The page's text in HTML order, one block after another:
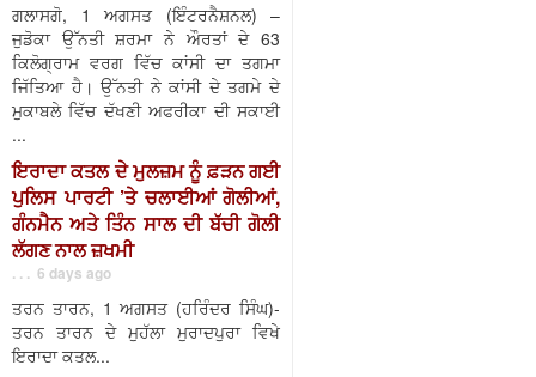
ਗਲਾਸਗੋ, 1 ਅਗਸਤ (ਇੰਟਰਨੈਸ਼ਨਲ) –
ਜੁਡੋਕਾ ਉੱਨਤੀ ਸ਼ਰਮਾ ਨੇ ਔਰਤਾਂ ਦੇ 63
ਕਿਲੋਗ੍ਰਾਮ ਵਰਗ ਵਿੱਚ ਕਾਂਸੀ ਦਾ ਤਗਮਾ
ਜਿੱਤਿਆ ਹੈ। ਉੱਨਤੀ ਨੇ ਕਾਂਸੀ ਦੇ ਤਗਮੇ ਦੇ
ਮੁਕਾਬਲੇ ਵਿੱਚ ਦੱਖਣੀ ਅਫਰੀਕਾ ਦੀ ਸਕਾਈ
...
ਇਰਾਦਾ ਕਤਲ ਦੇ ਮੁਲਜ਼ਮ ਨੂੰ ਫ਼ੜਨ ਗਈ
ਪੁਲਿਸ ਪਾਰਟੀ ’ਤੇ ਚਲਾਈਆਂ ਗੋਲੀਆਂ,
ਗੰਨਮੈਨ ਅਤੇ ਤਿੰਨ ਸਾਲ ਦੀ ਬੱਚੀ ਗੋਲੀ
ਲੱਗਣ ਨਾਲ ਜ਼ਖਮੀ
. . . 6 days ago
ਤਰਨ ਤਾਰਨ, 1 ਅਗਸਤ (ਹਰਿੰਦਰ ਸਿੰਘ)-
ਤਰਨ ਤਾਰਨ ਦੇ ਮੁਹੱਲਾ ਮੁਰਾਦਪੁਰਾ ਵਿਖੇ
ਇਰਾਦਾ ਕਤਲ...